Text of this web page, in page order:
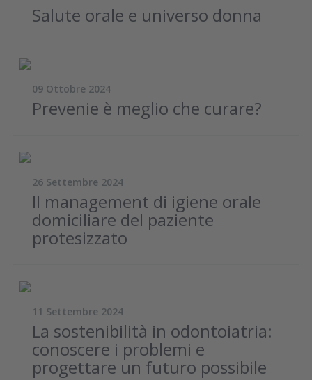
Salute orale e universo donna
09 Ottobre 2024
Prevenie è meglio che curare?
26 Settembre 2024
Il management di igiene orale
domiciliare del paziente
protesizzato
11 Settembre 2024
La sostenibilità in odontoiatria:
conoscere i problemi e
progettare un futuro possibile